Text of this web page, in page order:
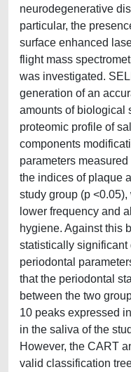
neurodegenerative
particular, the
surface enhanced
flight mass
was investigated.
generation of an
amounts of biological
proteomic profile of
components
parameters
the indices of plaque
study group (p
lower frequency and
hygiene. Against this
statistically significant
periodontal
that the periodontal
between the two
10 peaks expressed
in the saliva of the
However, the CART
valid classification